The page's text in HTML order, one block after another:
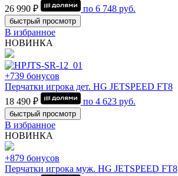
26 990 ₽
по 6 748 руб.
быстрый просмотр
В избранное
НОВИНКА
+739 бонусов
Перчатки игрока дет. HG JETSPEED FT8
18 490 ₽
по 4 623 руб.
быстрый просмотр
В избранное
НОВИНКА
+879 бонусов
Перчатки игрока муж. HG JETSPEED FT8